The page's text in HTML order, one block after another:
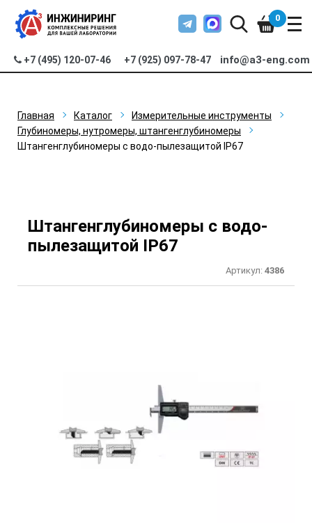
+7 (495) 120-07-46 +7 (925) 097-78-47 info@a3-eng.com
0
Главная Каталог
Измерительные инструменты
Глубиномеры, нутромеры, штангенглубиномеры
Штангенглубиномеры с водо-пылезащитой IP67
Штангенглубиномеры с водо-
пылезащитой IP67
Артикул: 4386